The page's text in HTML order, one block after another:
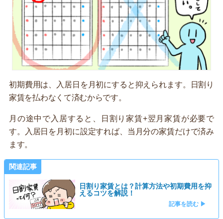
初期費用は、入居日を月初にすると抑えられます。日割り
家賃を払わなくて済むからです。
月の途中で入居すると、日割り家賃+翌月家賃が必要で
す。入居日を月初に設定すれば、当月分の家賃だけで済み
ます。
関連記事
日割り家賃とは？計算方法や初期費用を抑
えるコツを解説！
記事を読む ▶